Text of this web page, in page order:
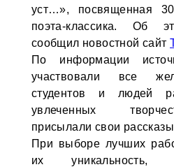
уст…», посвященная
поэта-классика. Об
сообщил новостной сайт
По информации
участвовали все
студентов и людей
увлеченных
присылали свои
При выборе лучших
их уникальность,